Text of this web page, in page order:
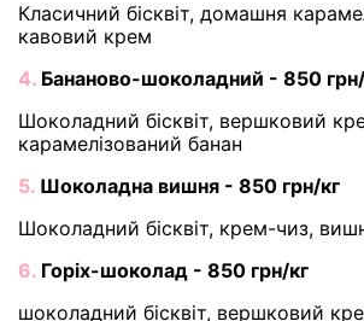
Класичний бісквіт, домашня
кавовий крем
4. Бананово-шоколадний - 850
Шоколадний бісквіт, вершковий
карамелізований банан
5. Шоколадна вишня - 850 грн/кг
Шоколадний бісквіт, крем-чиз,
6. Горіх-шоколад - 850 грн/кг
шоколадний бісквіт, вершковий